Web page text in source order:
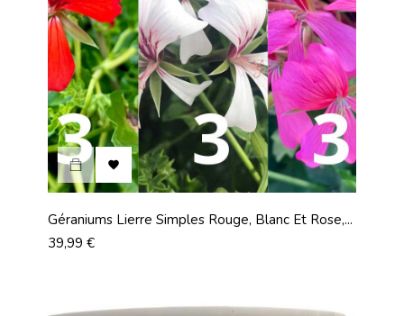

Géraniums Lierre Simples Rouge, Blanc Et Rose,...
Prix
39,99 €